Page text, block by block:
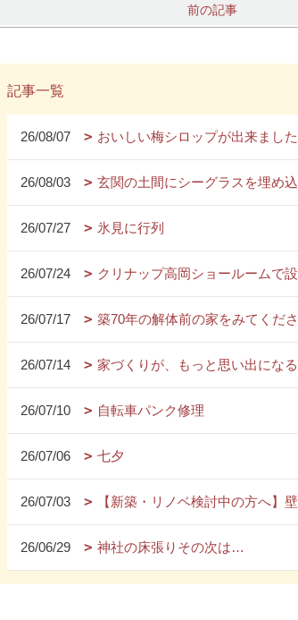
前の記事
記事一覧
26/08/07 おいしい梅シロップが出来ました
26/08/03 玄関の土間にシーグラスを埋め
26/07/27 氷見に行列
26/07/24 クリナップ高岡ショールームで
26/07/17 築70年の解体前の家をみてくだ
26/07/14 家づくりが、もっと思い出にな
26/07/10 自転車パンク修理
26/07/06 七夕
26/07/03 【新築・リノベ検討中の方へ】
26/06/29 神社の床張りその次は…